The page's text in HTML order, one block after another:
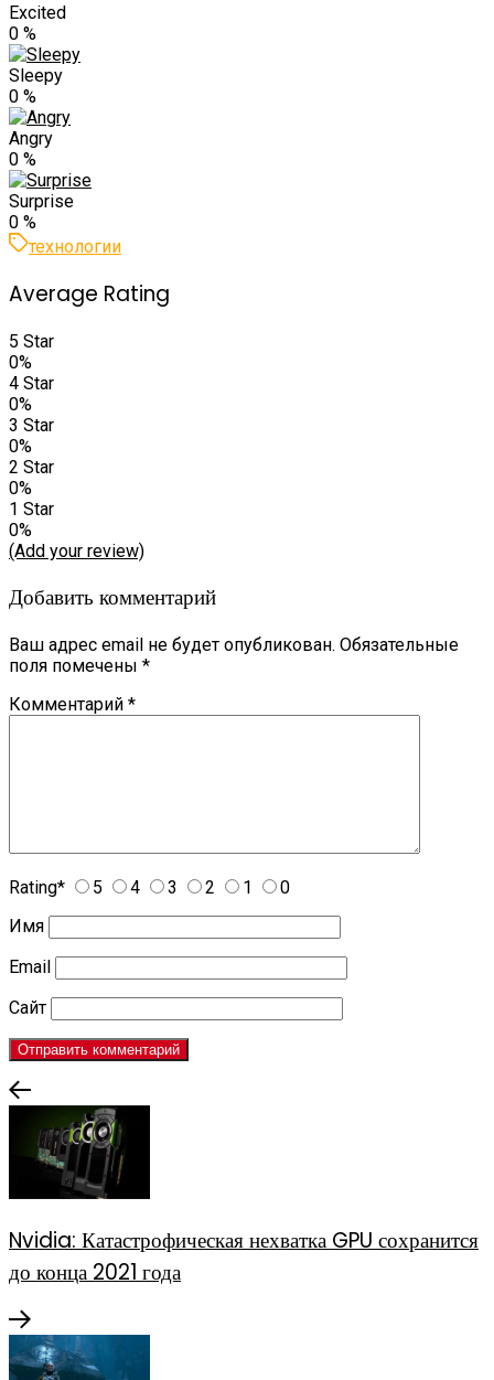
Excited
0 %
Sleepy
0 %
Angry
0 %
Surprise
0 %
технологии
Average Rating
5 Star
0%
4 Star
0%
3 Star
0%
2 Star
0%
1 Star
0%
(Add your review)
Добавить комментарий
Ваш адрес email не будет опубликован. Обязательные
поля помечены *
Комментарий *
Rating* 5 4 3 2 1
0
Имя
Email
Сайт
Nvidia: Катастрофическая нехватка GPU сохранится
до конца 2021 года